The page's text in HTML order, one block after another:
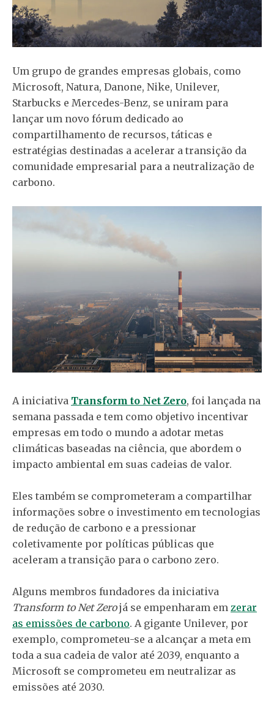
Um grupo de grandes empresas globais, como
Microsoft, Natura, Danone, Nike, Unilever,
Starbucks e Mercedes-Benz, se uniram para
lançar um novo fórum dedicado ao
compartilhamento de recursos, táticas e
estratégias destinadas a acelerar a transição da
comunidade empresarial para a neutralização de
carbono.
A iniciativa Transform to Net Zero, foi lançada na
semana passada e tem como objetivo incentivar
empresas em todo o mundo a adotar metas
climáticas baseadas na ciência, que abordem o
impacto ambiental em suas cadeias de valor.
Eles também se comprometeram a compartilhar
informações sobre o investimento em tecnologias
de redução de carbono e a pressionar
coletivamente por políticas públicas que
aceleram a transição para o carbono zero.
Alguns membros fundadores da iniciativa
Transform to Net Zerojá se empenharam em zerar
as emissões de carbono. A gigante Unilever, por
exemplo, comprometeu-se a alcançar a meta em
toda a sua cadeia de valor até 2039, enquanto a
Microsoft se comprometeu em neutralizar as
emissões até 2030.